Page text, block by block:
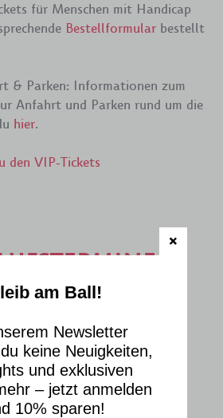
für Menschen mit Handicap
Bestellformular bestellt
& Parken: Informationen zum
Anfahrt und Parken rund um die
hier.
den VIP-Tickets
STUTTGART
am Ball!
Newsletter
keine Neuigkeiten,
und exklusiven
– jetzt anmelden
10% sparen!